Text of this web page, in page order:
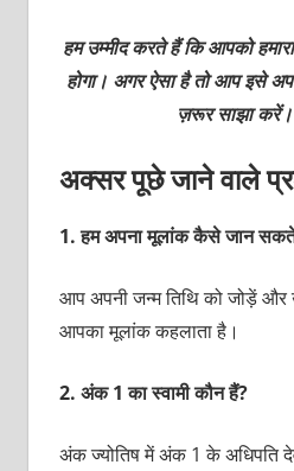
हम उम्मीद करते हैं कि आपको
होगा। अगर ऐसा है तो आप इसे
ज़रूर साझा करें।
अक्सर पूछे जाने वाले
1.हम अपना मूलांक कैसे जान
आप अपनी जन्म तिथि को जोड़ें और
आपका मूलांक कहलाता है।
2. अंक 1 का स्वामी कौन हैं?
अंक ज्योतिष में अंक 1 के अधिपति